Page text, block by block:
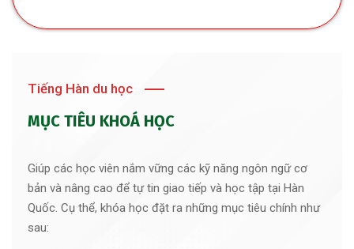
Tiếng Hàn du học
MỤC TIÊU KHOÁ HỌC
Giúp các học viên nắm vững các kỹ năng ngôn ngữ cơ
bản và nâng cao để tự tin giao tiếp và học tập tại Hàn
Quốc. Cụ thể, khóa học đặt ra những mục tiêu chính như
sau: